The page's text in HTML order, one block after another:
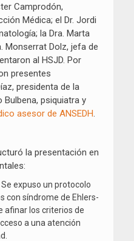
Camprodón,
Médica; el Dr. Jordi
la Dra. Marta
Monserrat Dolz, jefa de
al HSJD. Por
presentes
presidenta de la
Bulbena, psiquiatra y
asesor de ANSEDH.
la presentación en
Se expuso un protocolo
con síndrome de Ehlers-
afinar los criterios de
a una atención